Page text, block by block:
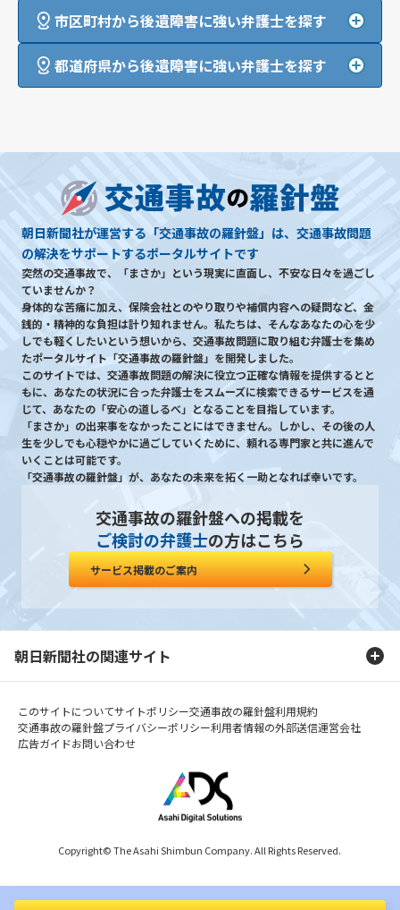
市区町村から後遺障害に強い弁護士を探す
都道府県から後遺障害に強い弁護士を探す
朝日新聞社が運営する「交通事故の羅針盤」は、交通事故問題
の解決をサポートするポータルサイトです
突然の交通事故で、「まさか」という現実に直面し、不安な日々を過ごし
ていませんか？
身体的な苦痛に加え、保険会社とのやり取りや補償内容への疑問など、金
銭的・精神的な負担は計り知れません。私たちは、そんなあなたの心を少
しでも軽くしたいという想いから、交通事故問題に取り組む弁護士を集め
たポータルサイト「交通事故の羅針盤」を開発しました。
このサイトでは、交通事故問題の解決に役立つ正確な情報を提供するとと
もに、あなたの状況に合った弁護士をスムーズに検索できるサービスを通
じて、あなたの「安心の道しるべ」となることを目指しています。
「まさか」の出来事をなかったことにはできません。しかし、その後の人
生を少しでも心穏やかに過ごしていくために、頼れる専門家と共に進んで
いくことは可能です。
「交通事故の羅針盤」が、あなたの未来を拓く一助となれば幸いです。
交通事故の羅針盤への掲載を
ご検討の弁護士の方はこちら
サービス掲載のご案内
朝日新聞社の関連サイト
このサイトについてサイトポリシー交通事故の羅針盤利用規約
交通事故の羅針盤プライバシーポリシー利用者情報の外部送信運営会社
広告ガイドお問い合わせ
Copyright© The Asahi Shimbun Company. All Rights Reserved.